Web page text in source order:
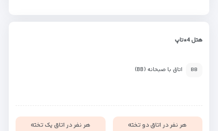
هتل 4*تاپ
BB اتاق با صبحانه (BB)
هر نفر در اتاق دو تخته
هر نفر در اتاق یک تخته